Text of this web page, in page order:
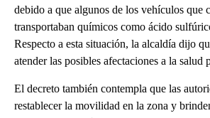
debido a que algunos de los vehículos que
transportaban químicos como ácido
Respecto a esta situación, la alcaldía dijo
atender las posibles afectaciones a la salud
El decreto también contempla que las
restablecer la movilidad en la zona y